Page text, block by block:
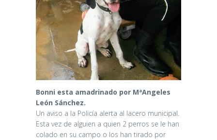
Bonni esta amadrinado por MªAngeles
León Sánchez.
Un aviso a la Policía alerta al lacero municipal.
Esta vez de alguien a quien 2 perros se le han
colado en su campo o los han tirado por